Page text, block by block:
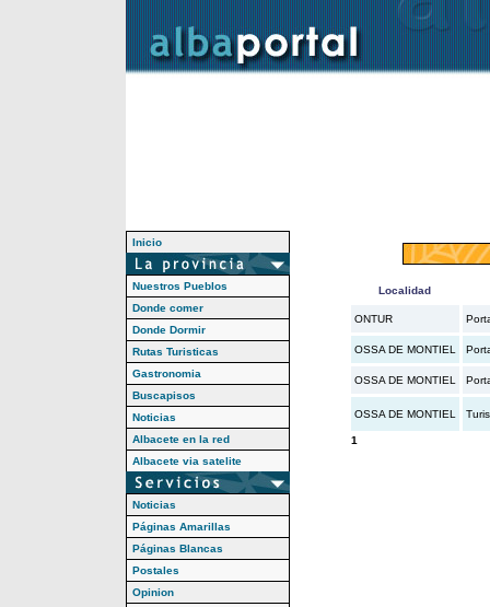
Inicio
Nuestros Pueblos
Donde comer
Donde Dormir
Rutas Turisticas
Gastronomia
Buscapisos
Noticias
Albacete en la red
Albacete via satelite
Noticias
Páginas Amarillas
Páginas Blancas
Postales
Opinion
Localidad
ONTUR
OSSA DE MONTIEL
OSSA DE MONTIEL
OSSA DE MONTIEL
1